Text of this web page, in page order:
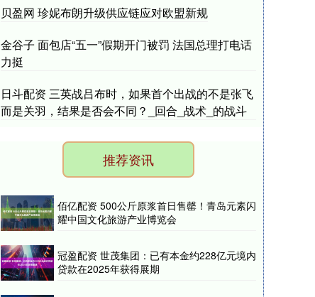
贝盈网 珍妮布朗升级供应链应对欧盟新规
金谷子 面包店“五一”假期开门被罚 法国总理打电话
力挺
日斗配资 三英战吕布时，如果首个出战的不是张飞
而是关羽，结果是否会不同？_回合_战术_的战斗
推荐资讯
佰亿配资 500公斤原浆首日售罄！青岛元素闪
耀中国文化旅游产业博览会
冠盈配资 世茂集团：已有本金约228亿元境内
贷款在2025年获得展期